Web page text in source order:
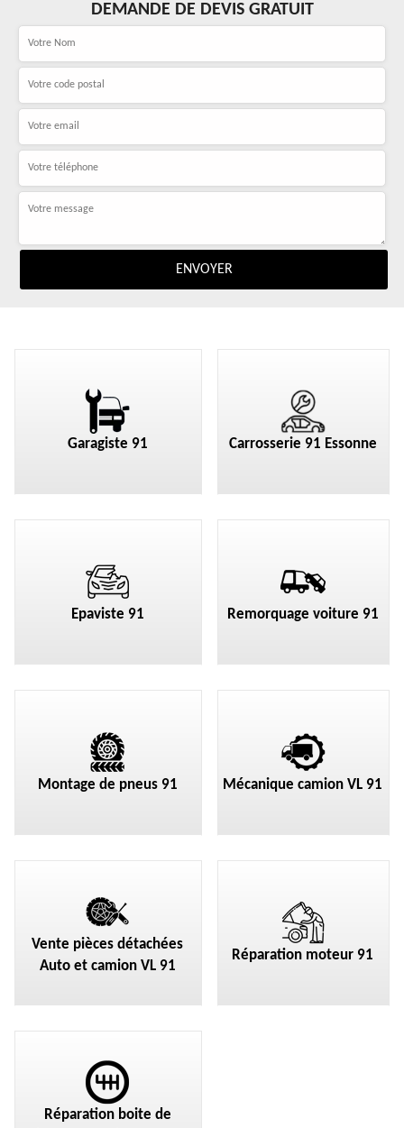
DEMANDE DE DEVIS GRATUIT
Garagiste 91 Carrosserie 91 Essonne
Epaviste 91 Remorquage voiture 91
Montage de pneus 91 Mécanique camion VL 91
Vente pièces détachées
Auto et camion VL 91
Réparation moteur 91
Réparation boite de